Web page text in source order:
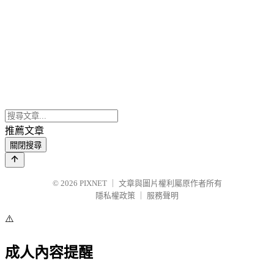
推薦文章
關閉搜尋
© 2026 PIXNET
文章與圖片權利屬原作者所有
隱私權政策
服務聲明
⚠️
成人內容提醒